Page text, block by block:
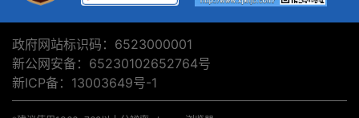
政府网站标识码：6523000001
新公网安备：65230102652764号
新ICP备：13003649号-1